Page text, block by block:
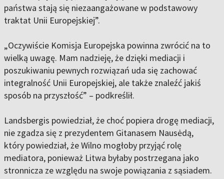
państwa stają się niezaangażowane w podstawowy
traktat Unii Europejskiej”.
„Oczywiście Komisja Europejska powinna zwrócić na to
wielką uwagę. Mam nadzieję, że dzięki mediacji i
poszukiwaniu pewnych rozwiązań uda się zachować
integralność Unii Europejskiej, ale także znaleźć jakiś
sposób na przyszłość” – podkreślił.
Landsbergis powiedział, że choć popiera drogę mediacji,
nie zgadza się z prezydentem Gitanasem Nausėdą,
który powiedział, że Wilno mogłoby przyjąć rolę
mediatora, ponieważ Litwa byłaby postrzegana jako
stronnicza ze względu na swoje powiązania z sąsiadem.